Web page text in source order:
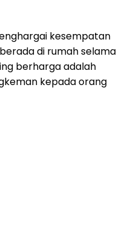
kesempatan
di rumah selama
berharga adalah
kepada orang